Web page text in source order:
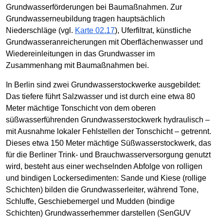
Grundwasserförderungen bei Baumaßnahmen. Zur
Grundwasserneubildung tragen hauptsächlich
Niederschläge (vgl. Karte 02.17), Uferfiltrat, künstliche
Grundwasseranreicherungen mit Oberflächenwasser und
Wiedereinleitungen in das Grundwasser im
Zusammenhang mit Baumaßnahmen bei.
In Berlin sind zwei Grundwasserstockwerke ausgebildet:
Das tiefere führt Salzwasser und ist durch eine etwa 80
Meter mächtige Tonschicht von dem oberen
süßwasserführenden Grundwasserstockwerk hydraulisch –
mit Ausnahme lokaler Fehlstellen der Tonschicht – getrennt.
Dieses etwa 150 Meter mächtige Süßwasserstockwerk, das
für die Berliner Trink- und Brauchwasserversorgung genutzt
wird, besteht aus einer wechselnden Abfolge von rolligen
und bindigen Lockersedimenten: Sande und Kiese (rollige
Schichten) bilden die Grundwasserleiter, während Tone,
Schluffe, Geschiebemergel und Mudden (bindige
Schichten) Grundwasserhemmer darstellen (SenGUV